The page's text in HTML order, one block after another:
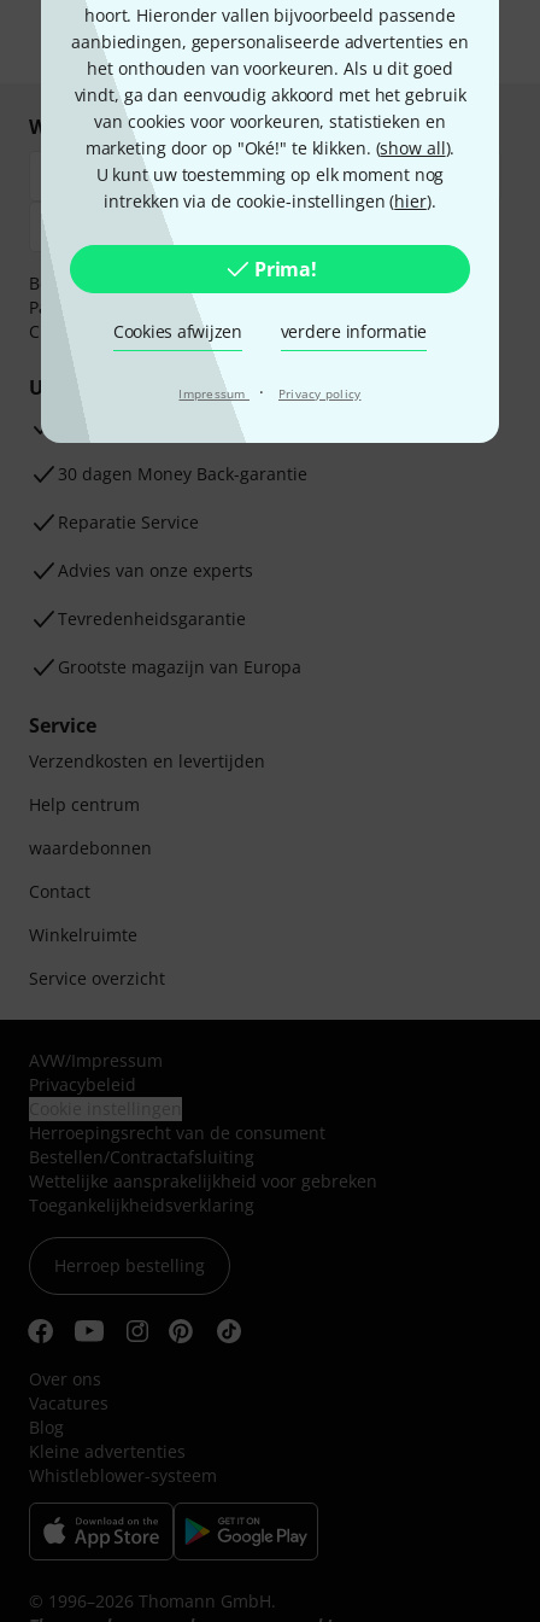
hoort. Hieronder vallen bijvoorbeeld passende
aanbiedingen, gepersonaliseerde advertenties en
het onthouden van voorkeuren. Als u dit goed
vindt, ga dan eenvoudig akkoord met het gebruik
van cookies voor voorkeuren, statistieken en
marketing door op "Oké!" te klikken. (show all).
U kunt uw toestemming op elk moment nog
intrekken via de cookie-instellingen (hier).
Prima!
Cookies afwijzen verdere informatie
Impressum · Privacy policy
gegevensbescherming
* Benodigd
Winkel en betaal veilig
Betaalt u veilig en vertrouwd met Bankoverschrijving,
PayPal, iDEAL,
Klarna Betaal Nu
Creditcard.
Uw voordelen
3 jaar Thomann garantie
30 dagen Money Back-garantie
Reparatie Service
Advies van onze experts
Tevredenheidsgarantie
Grootste magazijn van Europa
Service
Verzendkosten en levertijden
Help centrum
waardebonnen
Contact
Winkelruimte
Service overzicht
AVW/Impressum
Privacybeleid
Herroepingsrecht van de consument
Bestellen/Contractafsluiting
Wettelijke aansprakelijkheid voor gebreken
Toegankelijkheidsverklaring
Herroep bestelling
Over ons
Vacatures
Blog
Kleine advertenties
Whistleblower-systeem
© 1996–2026 Thomann GmbH.